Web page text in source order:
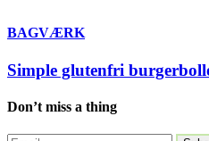
BAGVÆRK
Simple glutenfri
Don’t miss a thing